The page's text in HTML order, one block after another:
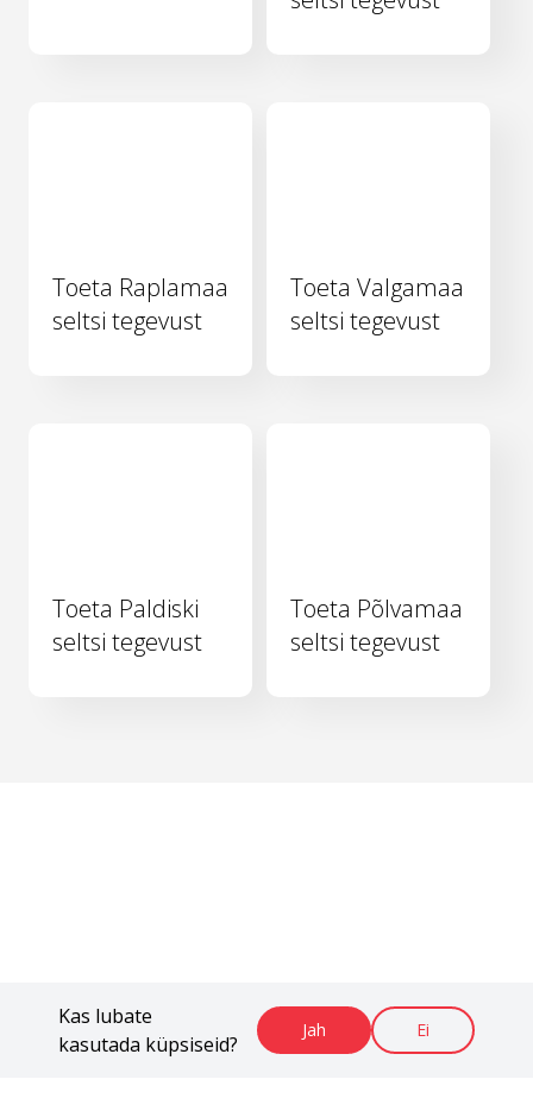
Kas lubate
kasutada küpsiseid?
Jah Ei
Toeta Raplamaa
seltsi tegevust
Toeta Valgamaa
seltsi tegevust
Toeta Paldiski
seltsi tegevust
Toeta Põlvamaa
seltsi tegevust